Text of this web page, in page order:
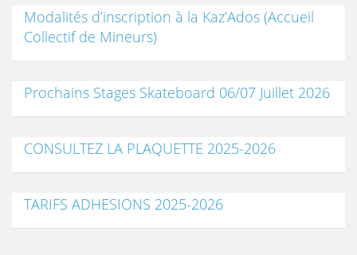
Modalités d’inscription à la Kaz’Ados (Accueil
Collectif de Mineurs)
Prochains Stages Skateboard 06/07 Juillet 2026
CONSULTEZ LA PLAQUETTE 2025-2026
TARIFS ADHESIONS 2025-2026